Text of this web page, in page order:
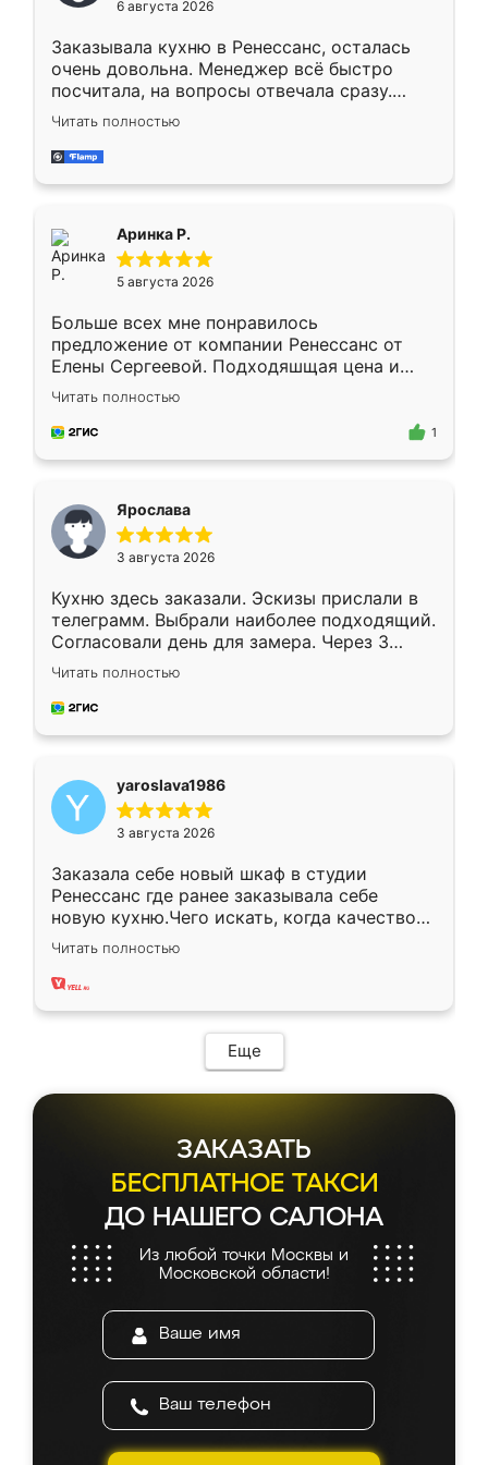
мебели буду заказывать только здесь.
6 августа 2026
Заказывала кухню в Ренессанс, осталась
очень довольна. Менеджер всё быстро
посчитала, на вопросы отвечала сразу.
Замерщик приехал в субботу, подошёл к
делу со всей ответственностью. Собрали
за день, ребята работали аккуратно, даже
Читать полностью
Аринка Р.
5 августа 2026
Больше всех мне понравилось
предложение от компании Ренессанс от
Елены Сергеевой. Подходяшщая цена и
короткие сроки изготовления. Приехавший
для замера сотрудник Владислав
предложил по моему эскизу самый
Читать полностью
1
Ярослава
3 августа 2026
Кухню здесь заказали. Эскизы прислали в
телеграмм. Выбрали наиболее подходящий.
Согласовали день для замера. Через 3
недели кухня была уже готова. Остались
довольны работой. Спасибо Ренессанс
мебель за качественную работу!
Читать полностью
yaroslava1986
3 августа 2026
Заказала себе новый шкаф в студии
Ренессанс где ранее заказывала себе
новую кухню.Чего искать, когда качеством
вполне довольна. Служит кухня уже почти
два года, нареканий нет.
Читать полностью
Еще
ЗАКАЗАТЬ
БЕСПЛАТНОЕ ТАКСИ
ДО НАШЕГО САЛОНА
Из любой точки Москвы и
Московской области!